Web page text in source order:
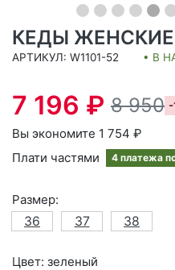
КЕДЫ ЖЕНСКИЕ
АРТИКУЛ: W1101-52 • В
7 196 ₽ 8 950 -
Вы экономите 1 754 ₽
Плати частями
4 платежа
Размер:
36
37 38
Цвет: зеленый